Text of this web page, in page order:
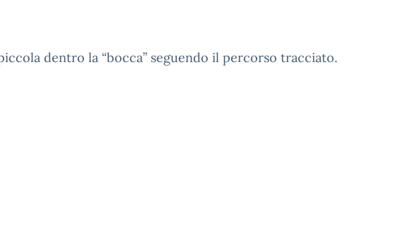
dentro la “bocca” seguendo il percorso tracciato.